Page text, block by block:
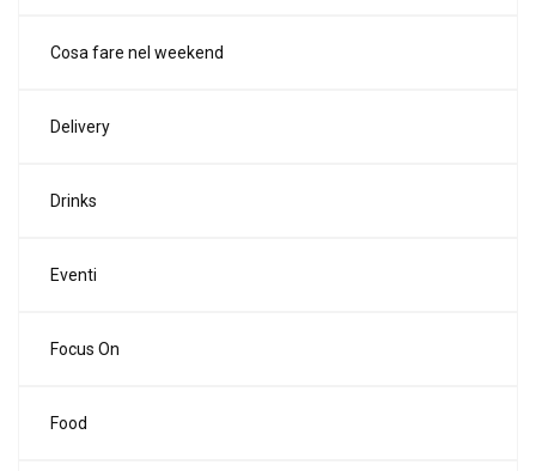
Cosa fare nel weekend
Delivery
Drinks
Eventi
Focus On
Food